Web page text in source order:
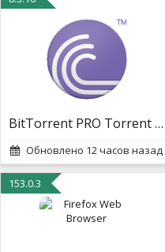
BitTorrent PRO Torrent App
Обновлено 12 часов назад
153.0.3